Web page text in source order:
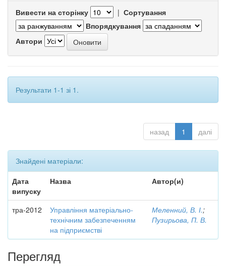
Вивести на сторінку | Сортування
Впорядкування
Автори
Результати 1-1 зі 1.
назад 1 далі
Знайдені матеріали:
Дата
випуску
Назва Автор(и)
тра-2012
Управління матеріально-
технічним забезпеченням
на підприємстві
Меленний, В. І.;
Пузирьова, П. В.
Перегляд